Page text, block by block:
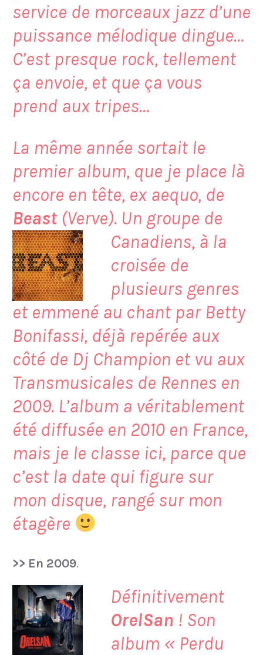
service de morceaux jazz d’une
puissance mélodique dingue…
C’est presque rock, tellement
ça envoie, et que ça vous
prend aux tripes…
La même année sortait le
premier album, que je place là
encore en tête, ex aequo, de
Beast(Verve). Un groupe de
Canadiens, à la
croisée de
plusieurs genres
et emmené au chant par Betty
Bonifassi, déjà repérée aux
côté de Dj Champion et vu aux
Transmusicales de Rennes en
2009. L’album a véritablement
été diffusée en 2010 en France,
mais je le classe ici, parce que
c’est la date qui figure sur
mon disque, rangé sur mon
étagère
>> En 2009.
Définitivement
OrelSan ! Son
album « Perdu